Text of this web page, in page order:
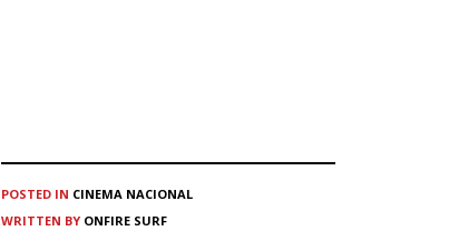
POSTED IN CINEMA NACIONAL
WRITTEN BY ONFIRE SURF